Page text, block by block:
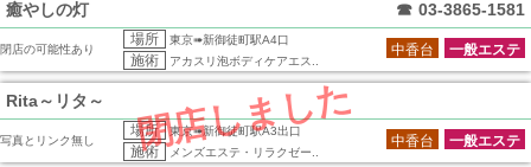
癒やしの灯 ☎ 03-3865-1581
閉店の可能性あり
場所 東京➠新御徒町駅A4口
施術 アカスリ泡ボディケアエス..
一般エステ
中香台
閉店しました
Rita～リタ～
写真とリンク無し
場所 東京➠新御徒町駅A3出口
施術 メンズエステ・リラクゼー..
一般エステ
中香台